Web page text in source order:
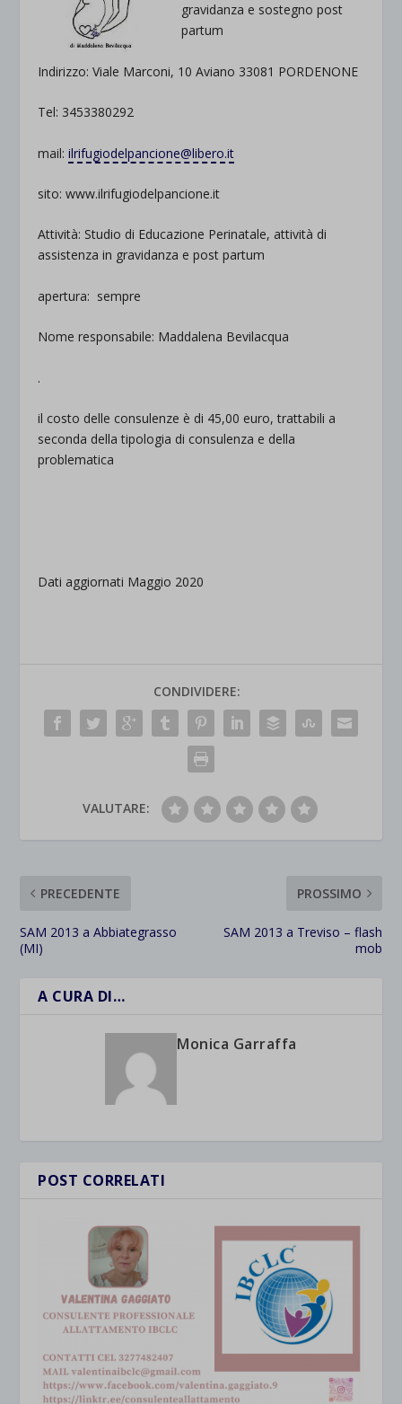
gravidanza e sostegno post
partum
Indirizzo: Viale Marconi, 10 Aviano 33081 PORDENONE
Tel: 3453380292
mail:ilrifugiodelpancione@libero.it
sito: www.ilrifugiodelpancione.it
Attività: Studio di Educazione Perinatale, attività di
assistenza in gravidanza e post partum
apertura: sempre
Nome responsabile: Maddalena Bevilacqua
.
il costo delle consulenze è di 45,00 euro, trattabili a
seconda della tipologia di consulenza e della
problematica
Dati aggiornati Maggio 2020
CONDIVIDERE:
VALUTARE:
PRECEDENTE
SAM 2013 a Abbiategrasso
(MI)
PROSSIMO
SAM 2013 a Treviso – flash
mob
A CURA DI…
Monica Garraffa
POST CORRELATI